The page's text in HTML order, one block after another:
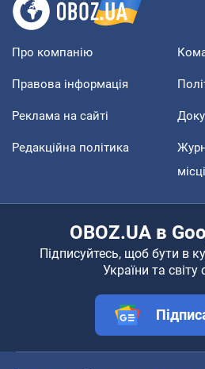
Про компанію
Правова інформація
Реклама на сайті
Редакційна політика
OBOZ.UA в
Підписуйтесь, щоб бути в
України та світу